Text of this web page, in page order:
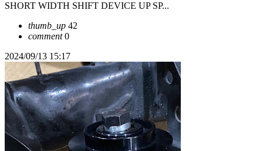
SHORT WIDTH SHIFT DEVICE UP SP...
thumb_up 42
comment0
2024/09/13 15:17